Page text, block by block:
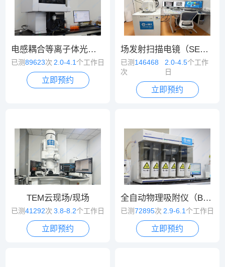
电感耦合等离子体光谱/质谱（ICP-OES/MS）
已测89623次 2.0-4.1 个工作日
立即预约
场发射扫描电镜（SEM）
已测 146468
次
2.0-4.5个工作
日
立即预约
TEM云现场/现场
已测41292次 3.8-8.2个工作日
立即预约
全自动物理吸附仪（BET）
已测72895次 2.9-6.1 个工作日
立即预约